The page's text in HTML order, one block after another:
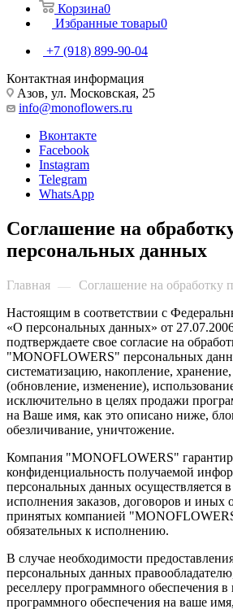
Корзина0
Избранные товары0
+7 (918) 899-90-04
Контактная информация
Азов, ул. Московская, 25
info@monoflowers.ru
Вконтакте
Facebook
Instagram
Telegram
WhatsApp
Соглашение на
персональных данных
Главная — Соглашение на обработку
Настоящим в соответствии с
«О персональных данных» от
подтверждаете свое согласие на
"MONOFLOWERS" персональных
систематизацию, накопление,
(обновление, изменение),
исключительно в целях продажи
на Ваше имя, как это описано ниже,
обезличивание, уничтожение.
Компания "MONOFLOWERS"
конфиденциальность получаемой
персональных данных осуществляется
исполнения заказов, договоров и иных
принятых компанией
обязательных к исполнению.
В случае необходимости
персональных данных
реселлеру программного обеспечения в
программного обеспечения на ваше